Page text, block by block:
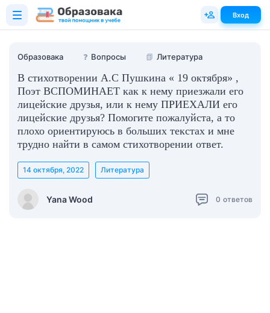
Образовака ❓ Вопросы 📗 Литература
В стихотворении А.С Пушкина « 19 октября» ,
Поэт ВСПОМИНАЕТ как к нему приезжали его
лицейские друзья, или к нему ПРИЕХАЛИ его
лицейские друзья? Помогите пожалуйста, а то
плохо ориентируюсь в больших текстах и мне
трудно найти в самом стихотворении ответ.
Yana Wood
14 октября, 2022 Литература
0 ответов
Вход